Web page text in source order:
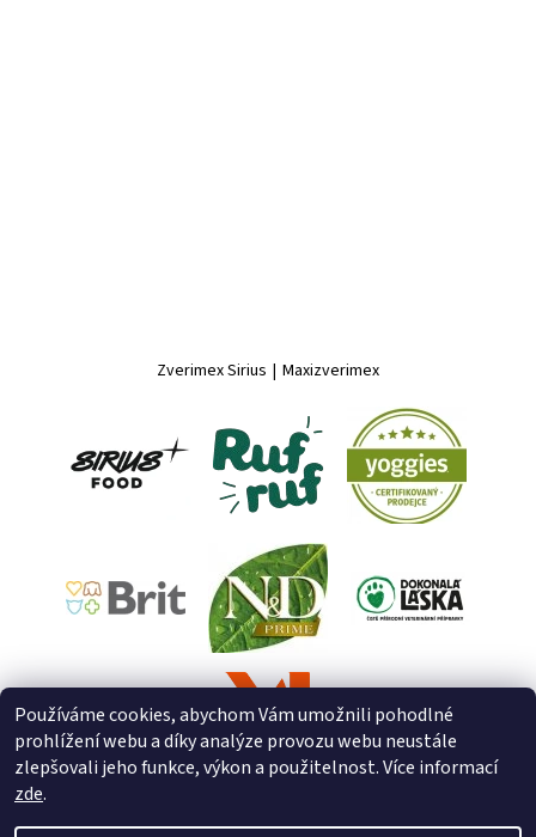
Zverimex Sirius | Maxizverimex
Používáme cookies, abychom Vám umožnili pohodlné
prohlížení webu a díky analýze provozu webu neustále
zlepšovali jeho funkce, výkon a použitelnost. Více informací
zde.